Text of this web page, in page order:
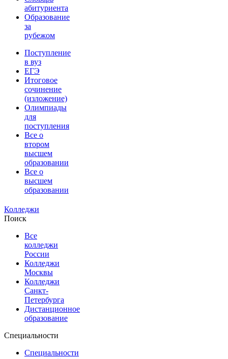
абитуриента
Образование
за
рубежом
Поступление
в вуз
ЕГЭ
Итоговое
сочинение
(изложение)
Олимпиады
для
поступления
Все о
втором
высшем
образовании
Все о
высшем
образовании
Колледжи
Поиск
Все
колледжи
России
Колледжи
Москвы
Колледжи
Санкт-
Петербурга
Дистанционное
образование
Специальности
Специальности